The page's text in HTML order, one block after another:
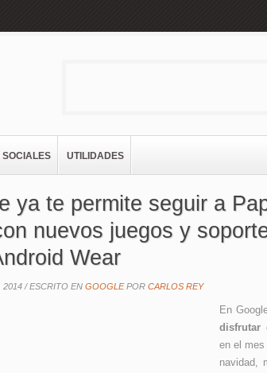
SOCIALES UTILIDADES
ya te permite seguir a
nuevos juegos y
Wear
2014 /ESCRITO EN GOOGLEPOR CARLOS REY
En
disfrutar
en el
navidad,